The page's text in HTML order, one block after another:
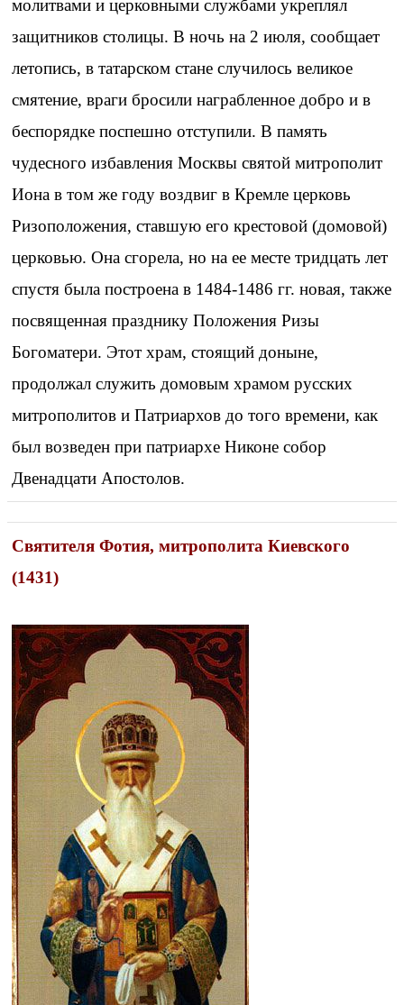
молитвами и церковными службами укреплял
защитников столицы. В ночь на 2 июля, сообщает
летопись, в татарском стане случилось великое
смятение, враги бросили награбленное добро и в
беспорядке поспешно отступили. В память
чудесного избавления Москвы святой митрополит
Иона в том же году воздвиг в Кремле церковь
Ризоположения, ставшую его крестовой (домовой)
церковью. Она сгорела, но на ее месте тридцать лет
спустя была построена в 1484-1486 гг. новая, также
посвященная празднику Положения Ризы
Богоматери. Этот храм, стоящий доныне,
продолжал служить домовым храмом русских
митрополитов и Патриархов до того времени, как
был возведен при патриархе Никоне собор
Двенадцати Апостолов.
Святителя Фотия, митрополита Киевского
(1431)